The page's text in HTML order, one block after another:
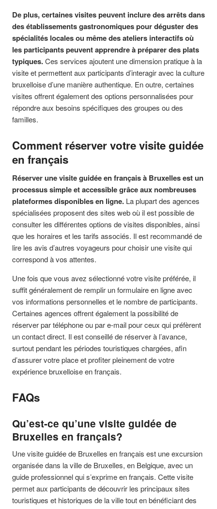
De plus, certaines visites peuvent inclure des arrêts dans
des établissements gastronomiques pour déguster des
spécialités locales ou même des ateliers interactifs où
les participants peuvent apprendre à préparer des plats
typiques.Ces services ajoutent une dimension pratique à la
visite et permettent aux participants d’interagir avec la culture
bruxelloise d’une manière authentique. En outre, certaines
visites offrent également des options personnalisées pour
répondre aux besoins spécifiques des groupes ou des
familles.
Comment réserver votre visite guidée
en français
Réserver une visite guidée en français à Bruxelles est un
processus simple et accessible grâce aux nombreuses
plateformes disponibles en ligne. La plupart des agences
spécialisées proposent des sites web où il est possible de
consulter les différentes options de visites disponibles, ainsi
que les horaires et les tarifs associés. Il est recommandé de
lire les avis d’autres voyageurs pour choisir une visite qui
correspond à vos attentes.
Une fois que vous avez sélectionné votre visite préférée, il
suffit généralement de remplir un formulaire en ligne avec
vos informations personnelles et le nombre de participants.
Certaines agences offrent également la possibilité de
réserver par téléphone ou par e-mail pour ceux qui préfèrent
un contact direct. Il est conseillé de réserver à l’avance,
surtout pendant les périodes touristiques chargées, afin
d’assurer votre place et profiter pleinement de votre
expérience bruxelloise en français.
FAQs
Qu’est-ce qu’une visite guidée de
Bruxelles en français?
Une visite guidée de Bruxelles en français est une excursion
organisée dans la ville de Bruxelles, en Belgique, avec un
guide professionnel qui s’exprime en français. Cette visite
permet aux participants de découvrir les principaux sites
touristiques et historiques de la ville tout en bénéficiant des